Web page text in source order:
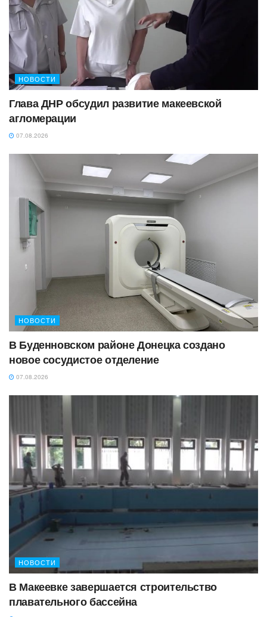
НОВОСТИ
Глава ДНР обсудил развитие макеевской
агломерации
07.08.2026
НОВОСТИ
В Буденновском районе Донецка создано
новое сосудистое отделение
07.08.2026
НОВОСТИ
В Макеевке завершается строительство
плавательного бассейна